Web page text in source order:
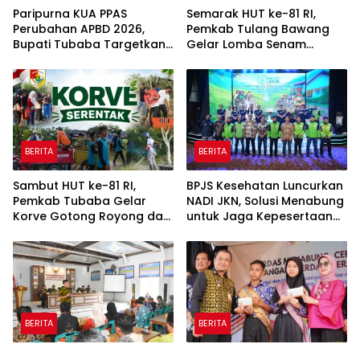
Paripurna KUA PPAS
Perubahan APBD 2026,
Bupati Tubaba Targetkan
Rp820,3 Miliar
Semarak HUT ke-81 RI,
Pemkab Tulang Bawang
Gelar Lomba Senam
BERITA
Sambut HUT ke-81 RI,
Pemkab Tubaba Gelar
Korve Gotong Royong dan
BERITA
BPJS Kesehatan Luncurkan
NADI JKN, Solusi Menabung
untuk Jaga Kepesertaan
BERITA BERITA